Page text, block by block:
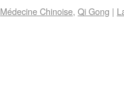
Médecine Chinoise, Qi Gong |